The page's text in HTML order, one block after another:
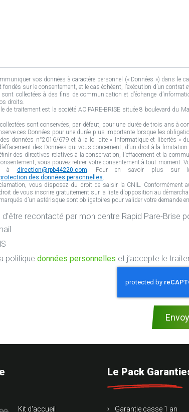
vos données à caractère personnel (« Données ») dans
sur le consentement, et le cas échéant, l’exécution d’un
sont collectées à des fins de communication et d’échange
droits.
de traitement est la société AC PARE-BRISE située 8 boulevard du
sont conservées, par défaut, pour une durée de trois ans à
ces Données pour une durée plus importante lorsque les
données n°2016/679 et à la loi dite « Informatique et libertés »
des Données qui vous concernent, d’un droit à la
des directives relatives à la conservation, l'effacement et la
vous pouvez retirer votre consentement à tout moment.
à direction@rpb44220.com. Pour en savoir plus sur le
des données personnelles.
vous disposez du droit de saisir la CNIL.
de vous inscrire gratuitement sur la liste d'opposition au
d’un astérisque sont obligatoires pour valider votre demande
J’accepte d’être recontacté
politique données personnelles et j’accepte le
Kit d'accueil
Le Pack
Garantie casse 1 an